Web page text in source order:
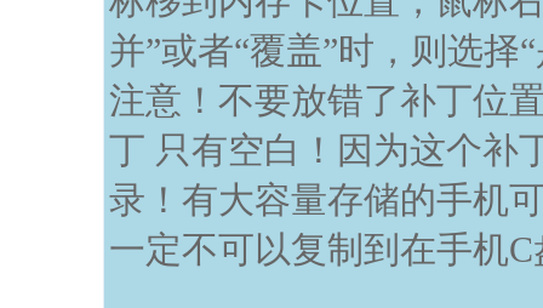
并”或者“覆盖”时，则选择
注意！不要放错了补丁位
丁 只有空白！因为这个补
录！有大容量存储的手机
一定不可以复制到在手机